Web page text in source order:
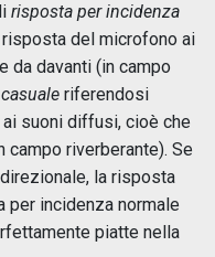
risposta per incidenza
del microfono ai
da davanti (in campo
riferendosi
suoni diffusi, cioè che
riverberante). Se
la risposta
per incidenza normale
piatte nella